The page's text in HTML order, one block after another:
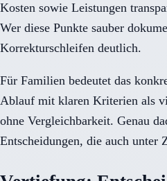
Kosten sowie Leistungen
Wer diese Punkte sauber
Korrekturschleifen deutlich.
Für Familien bedeutet das
Ablauf mit klaren Kriterien als
ohne Vergleichbarkeit. Genau
Entscheidungen, die auch unter